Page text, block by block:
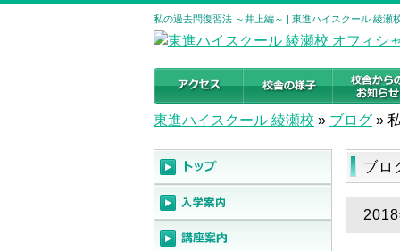
私の過去問復習法 ～井上編～ | 東進ハイスクール 綾瀬
東進ハイスクール 綾瀬校 » ブログ »
ブロ